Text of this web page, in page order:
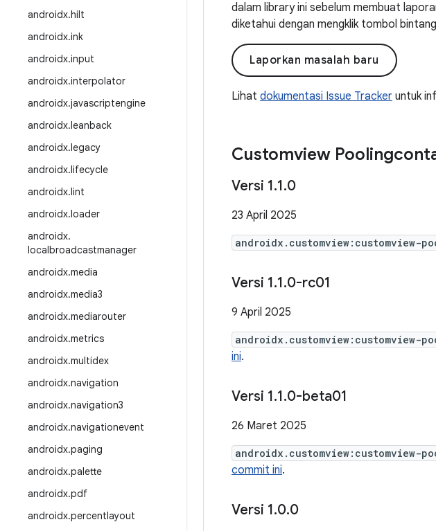
androidx.hilt
androidx.ink
androidx.input
androidx.interpolator
androidx.javascriptengine
androidx.leanback
androidx.legacy
androidx.lifecycle
androidx.lint
androidx.loader
androidx.
localbroadcastmanager
androidx.media
androidx.media3
androidx.mediarouter
androidx.metrics
androidx.multidex
androidx.navigation
androidx.navigation3
androidx.navigationevent
androidx.paging
androidx.palette
androidx.pdf
androidx.percentlayout
dalam library ini sebelum membuat
diketahui dengan mengklik tombol
Laporkan masalah baru
Lihat dokumentasi Issue Tracker untuk
Customview
Versi 1.1.0
23 April 2025
androidx.customview:customview-
Versi 1.1.0-rc01
9 April 2025
androidx.customview:customview-
ini.
Versi 1.1.0-beta01
26 Maret 2025
androidx.customview:customview-
commit ini.
Versi 1.0.0